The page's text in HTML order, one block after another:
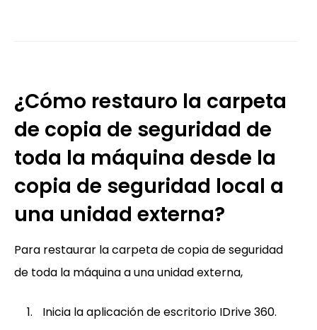
¿Cómo restauro la carpeta
de copia de seguridad de
toda la máquina desde la
copia de seguridad local a
una unidad externa?
Para restaurar la carpeta de copia de seguridad
de toda la máquina a una unidad externa,
Inicia la aplicación de escritorio IDrive 360.